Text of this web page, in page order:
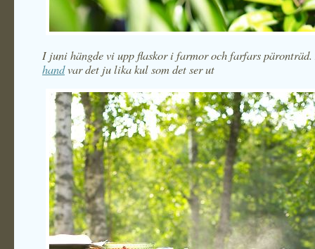
I juni hängde vi upp flaskor i farmor och farfars
handvar det ju lika kul som det ser ut